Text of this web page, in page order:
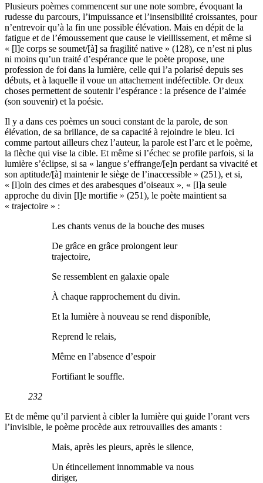
Plusieurs poèmes commencent sur une note sombre, évoquant la
rudesse du parcours, l’impuissance et l’insensibilité croissantes, pour
n’entrevoir qu’à la fin une possible élévation. Mais en dépit de la
fatigue et de l’émoussement que cause le vieillissement, et même si
« [l]e corps se soumet/[à] sa fragilité native » (128), ce n’est ni plus
ni moins qu’un traité d’espérance que le poète propose, une
profession de foi dans la lumière, celle qui l’a polarisé depuis ses
débuts, et à laquelle il voue un attachement indéfectible. Or deux
choses permettent de soutenir l’espérance : la présence de l’aimée
(son souvenir) et la poésie.
Il y a dans ces poèmes un souci constant de la parole, de son
élévation, de sa brillance, de sa capacité à rejoindre le bleu. Ici
comme partout ailleurs chez l’auteur, la parole est l’arc et le poème,
la flèche qui vise la cible. Et même si l’échec se profile parfois, si la
lumière s’éclipse, si sa « langue s’effrange/[e]n perdant sa vivacité et
son aptitude/[à] maintenir le siège de l’inaccessible » (251), et si,
« [l]oin des cimes et des arabesques d’oiseaux », « [l]a seule
approche du divin [l]e mortifie » (251), le poète maintient sa
« trajectoire » :
Les chants venus de la bouche des muses
De grâce en grâce prolongent leur
trajectoire,
Se ressemblent en galaxie opale
À chaque rapprochement du divin.
Et la lumière à nouveau se rend disponible,
Reprend le relais,
Même en l’absence d’espoir
Fortifiant le souffle.
232
Et de même qu’il parvient à cibler la lumière qui guide l’orant vers
l’invisible, le poème procède aux retrouvailles des amants :
Mais, après les pleurs, après le silence,
Un étincellement innommable va nous
diriger,